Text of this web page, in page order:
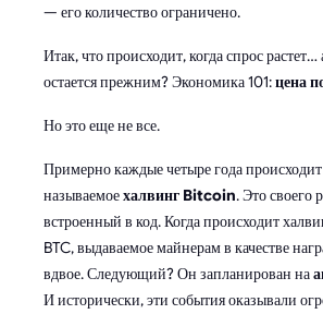
— его количество ограничено.
Итак, что происходит, когда спрос
остается прежним? Экономика 101:цена
Но это еще не все.
Примерно каждые четыре года
называемоехалвинг Bitcoin. Это своего
встроенный в код. Когда происходит
BTC, выдаваемое майнерам в качестве
вдвое. Следующий? Он запланирован на
И исторически, эти события оказывали